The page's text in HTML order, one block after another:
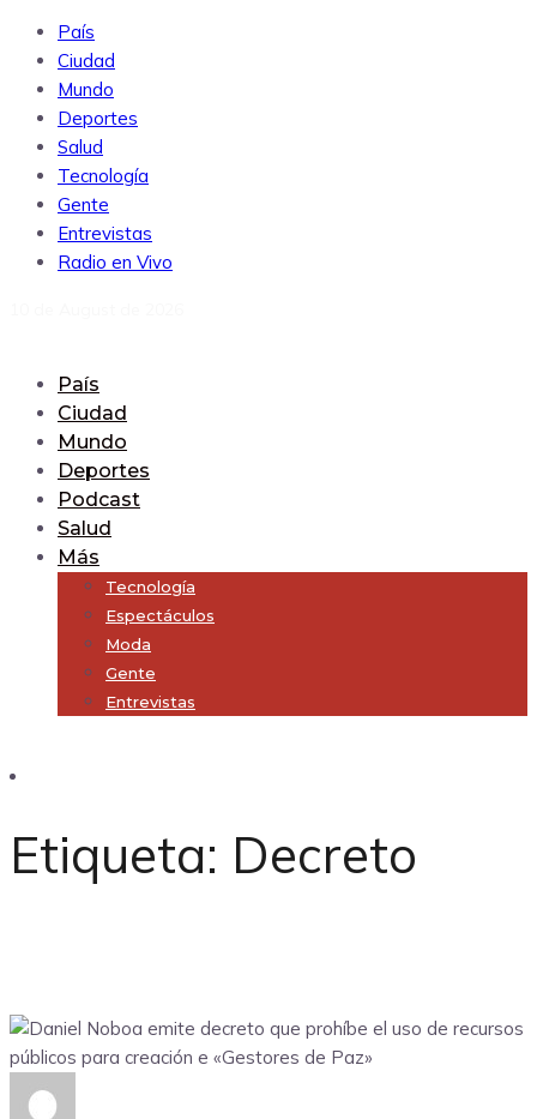
País
Ciudad
Mundo
Deportes
Salud
Tecnología
Gente
Entrevistas
Radio en Vivo
País
Ciudad
Mundo
Deportes
Podcast
Salud
Más
Tecnología
Espectáculos
Moda
Gente
Entrevistas
Etiqueta: Decreto